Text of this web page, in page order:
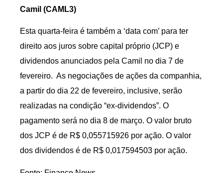
Camil (CAML3)
Esta quarta-feira é também a ‘data com’ para ter
direito aos juros sobre capital próprio (JCP) e
dividendos anunciados pela Camil no dia 7 de
fevereiro. As negociações de ações da companhia,
a partir do dia 22 de fevereiro, inclusive, serão
realizadas na condição “ex-dividendos”. O
pagamento será no dia 8 de março. O valor bruto
dos JCP é de R$ 0,055715926 por ação. O valor
dos dividendos é de R$ 0,017594503 por ação.